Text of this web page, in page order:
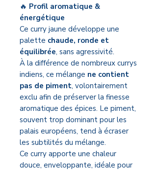
🔥 Profil aromatique &
énergétique
Ce curry jaune développe une
palette chaude, ronde et
équilibrée, sans agressivité.
À la différence de nombreux currys
indiens, ce mélange ne contient
pas de piment, volontairement
exclu afin de préserver la finesse
aromatique des épices. Le piment,
souvent trop dominant pour les
palais européens, tend à écraser
les subtilités du mélange.
Ce curry apporte une chaleur
douce, enveloppante, idéale pour